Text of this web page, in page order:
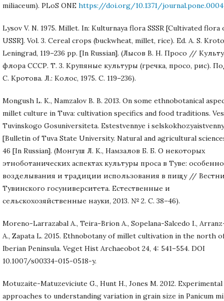
miliaceum). PLoS ONE https://doi.org/10.1371/
Lysov V. N. 1975. Millet. In: Kulturnaya flora SSSR [Cultivated flora
USSR]. Vol. 3. Cereal crops (buckwheat, millet, rice). Ed. A. S.
Leningrad, 119–236 pp. [In Russian]. (Лысов В. Н. Просо //
флора СССР. Т. 3. Крупяные культуры (гречка, просо, рис).
С. Кротова. Л.: Колос, 1975. С. 119–236).
Mongush L. K., Namzalov B. B. 2013. On some ethnobotanical
millet culture in Tuva: cultivation specifics and food traditions.
Tuvinskogo Gosuniversiteta. Estestvennye i
[Bulletin of Tuva State University. Natural and agricultural
46 [In Russian]. (Монгуш Л. К., Намзалов Б. Б. О некоторых
этноботанических аспектах культуры проса в Туве:
возделывания и традиции использования в пищу //
Тувинского госуниверситета. Естественные и
сельскохозяйственные науки, 2013. № 2. С. 38–46).
Moreno-Larrazabal A., Teira-Brion A., Sopelana-Salcedo I.,
A., Zapata L. 2015. Ethnobotany of millet cultivation in the north
Iberian Peninsula. Veget Hist Archaeobot 24, 4: 541–554. DOI
10.1007/s00334-015-0518-y.
Motuzaite-Matuzeviciute G., Hunt H., Jones M. 2012. Experimental
approaches to understanding variation in grain size in Panicum